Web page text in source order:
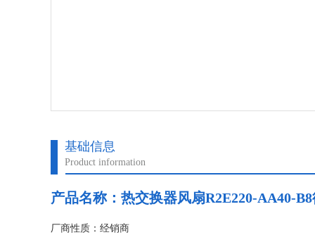
基础信息
Product information
产品名称：热交换器风扇R2E220-AA40-
厂商性质：经销商